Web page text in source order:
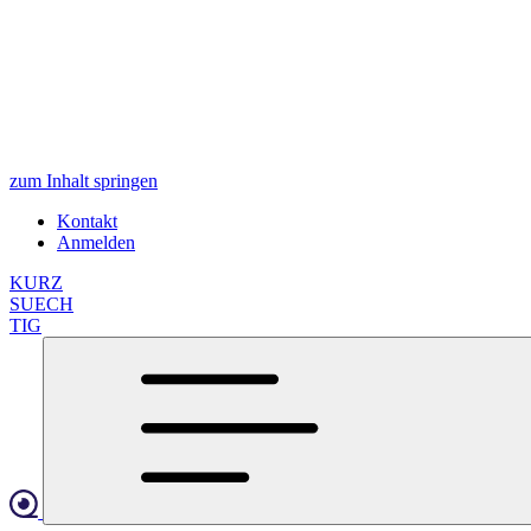
zum Inhalt springen
Kontakt
Anmelden
KURZ
SUECH
TIG